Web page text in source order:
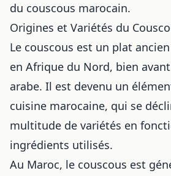
du couscous marocain.
Origines et Variétés du
Le couscous est un plat
en Afrique du Nord, bien
arabe. Il est devenu un
cuisine marocaine, qui se
multitude de variétés en
ingrédients utilisés.
Au Maroc, le couscous est